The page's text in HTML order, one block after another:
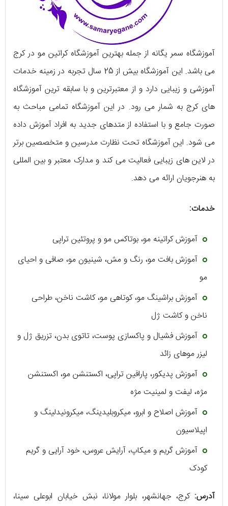
آموزشگاه سمر یگانه از جمله بهترین آموزشگاه کراتین مو در کرج
می باشد. این آموزشگاه بیش از 25 سال تجربه در زمینه خدمات
آموزشی و زیبایی دارد و از معتبرترین و با سابقه ترین آموزشگاه
های کرج به شمار می رود. در این آموزشگاه تمامی مباحث به
صورت جامع و با استفاده از متدهای جدید به افراد آموزش داده
می شود. این آموزشگاه تحت نظارت مدرسین و متخصصین برتر
در لاین های زیبایی فعالیت می کند و مدارک معتبر و بین المللی
به هنرجویان ارائه می دهد.
خدمات:
آموزش کراتینه مو، بوتاکس مو و پروتئین تراپی
آموزش بافت مو، رنگ و مش، شینیون مو، صافی و احیای
مو
آموزش براشینگ مو، کوتاهی مو، کاشت ناخن، طراحی
ناخن و کاشت ژل
آموزش فشیال و پاکسازی پوست، تاتوی بدن، تزریق ژل و
لیزر موهای زائد
آموزش پدیکور، پارافین تراپی، اکستنشن مو، اکستنشن
مژه، لیفت و لمینیت مژه
آموزش اصلاح و ابرو، میکروبلیدینگ، میکرونیدلینگ و
اپیلاسیون
آموزش گریم و میکاپ، آرایش عروس، خود آرایی و گریم
کودک
آدرس:کرج، جهانشهر، بلوار مولانا، نبش خیابان ابوعلی سینا،